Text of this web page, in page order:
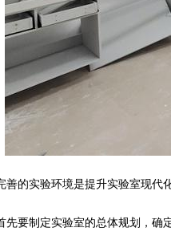
实验环境是提升实验室现代
制定实验室的总体规划，确定